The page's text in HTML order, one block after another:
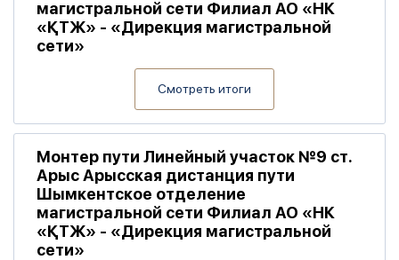
магистральной сети Филиал АО «НК
«ҚТЖ» - «Дирекция магистральной
сети»
Смотреть итоги
Монтер пути Линейный участок №9 ст.
Арыс Арысская дистанция пути
Шымкентское отделение
магистральной сети Филиал АО «НК
«ҚТЖ» - «Дирекция магистральной
сети»